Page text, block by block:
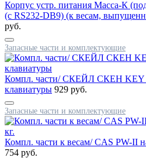
Корпус устр. питания Масса-К
(с RS232-DB9) (к весам,
руб.
Запасные части и комплектующие
Компл. части/ СКЕЙЛ СКЕН KEY
клавиатуры 929 руб.
Запасные части и комплектующие
Компл. части к весам/ CAS PW-II
754 руб.